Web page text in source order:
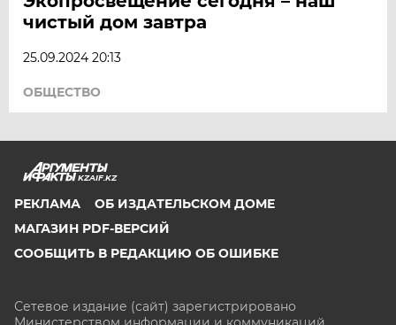
чистый дом завтра
25.09.2024 20:13
ОБЩЕСТВО
KZAIF.KZ
РЕКЛАМА
ОБ ИЗДАТЕЛЬСКОМ ДОМЕ
МАГАЗИН PDF-ВЕРСИЙ
СООБЩИТЬ В РЕДАКЦИЮ ОБ ОШИБКЕ
Сетевое издание (сайт) зарегистрировано